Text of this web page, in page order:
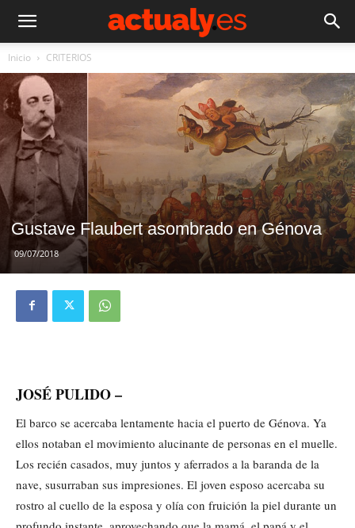
Inicio CRITERIOS
Gustave Flaubert asombrado en Génova
09/07/2018
JOSÉ PULIDO –
El barco se acercaba lentamente hacia el puerto de Génova. Ya
ellos notaban el movimiento alucinante de personas en el muelle.
Los recién casados, muy juntos y aferrados a la baranda de la
nave, susurraban sus impresiones. El joven esposo acercaba su
rostro al cuello de la esposa y olía con fruición la piel durante un